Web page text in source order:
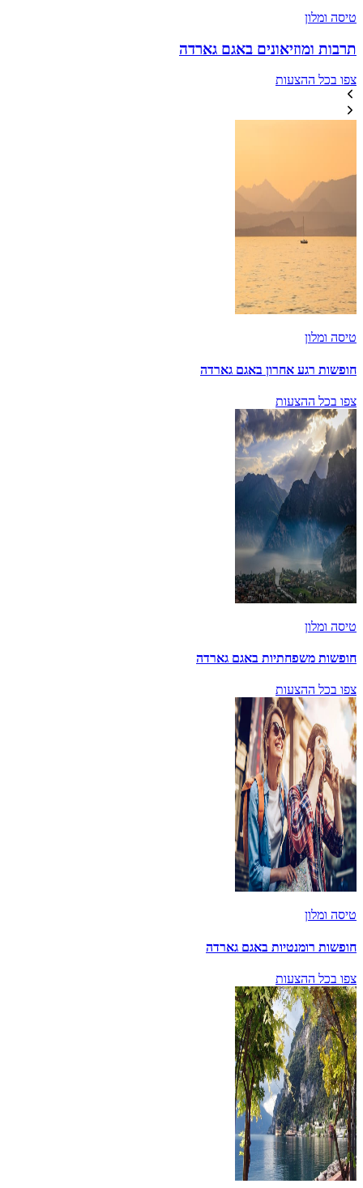
טיסה ומלון
תרבות ומוזיאונים באגם גארדה
צפו בכל ההצעות
טיסה ומלון
חופשות רגע אחרון באגם גארדה
צפו בכל ההצעות
טיסה ומלון
חופשות משפחתיות באגם גארדה
צפו בכל ההצעות
טיסה ומלון
חופשות רומנטיות באגם גארדה
צפו בכל ההצעות